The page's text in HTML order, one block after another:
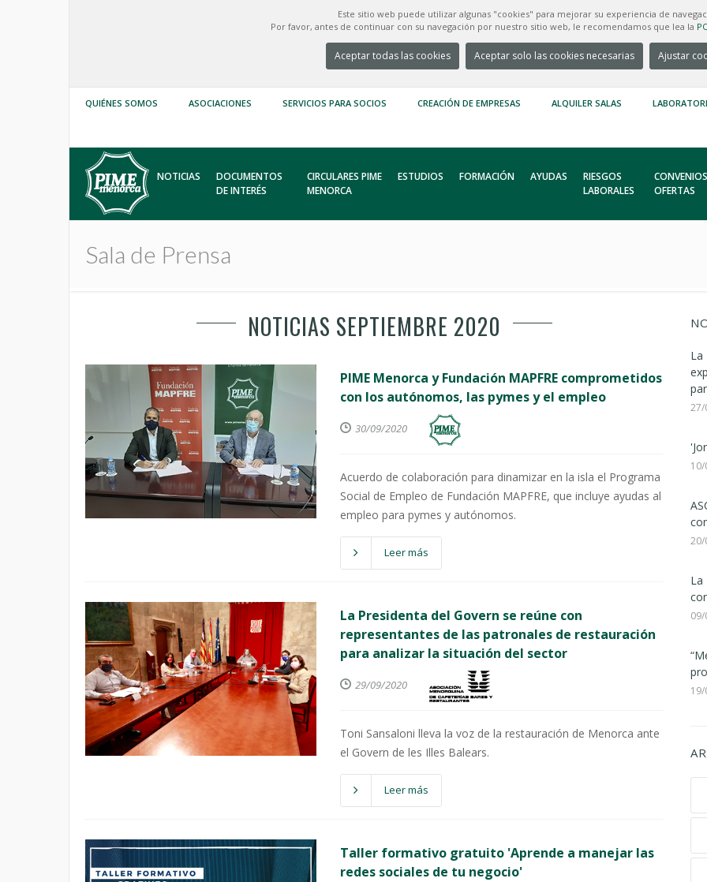
Este sitio web puede utilizar algunas "cookies" para mejorar su experiencia de
Por favor, antes de continuar con su navegación por nuestro sitio web, le recomendamos que lea la
Aceptar todas las cookies Aceptar solo las cookies necesarias Ajustar
QUIÉNES SOMOS ASOCIACIONES SERVICIOS PARA SOCIOS CREACIÓN DE EMPRESAS ALQUILER SALAS
NOTICIAS
DOCUMENTOS
DE INTERÉS
CIRCULARES PIME
MENORCA
ESTUDIOS FORMACIÓN AYUDAS
RIESGOS
LABORALES
OFERTAS
Sala de Prensa
NOTICIAS SEPTIEMBRE 2020
PIME Menorca y Fundación MAPFRE comprometidos
con los autónomos, las pymes y el empleo
30/09/2020
Acuerdo de colaboración para dinamizar en la isla el Programa
Social de Empleo de Fundación MAPFRE, que incluye ayudas al
empleo para pymes y autónomos.
Leer más
La Presidenta del Govern se reúne con
representantes de las patronales de restauración
para analizar la situación del sector
29/09/2020
Toni Sansaloni lleva la voz de la restauración de Menorca ante
el Govern de les Illes Balears.
Leer más
Taller formativo gratuito 'Aprende a manejar las
redes sociales de tu negocio'
La
27/
20/
La